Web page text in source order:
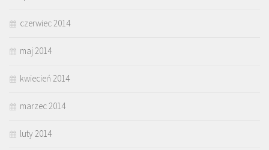
czerwiec 2014
maj 2014
kwiecień 2014
marzec 2014
luty 2014